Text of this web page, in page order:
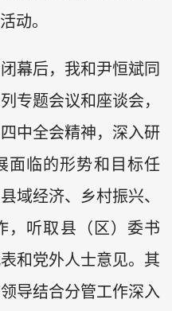
动。
幕后，我和尹恒斌同
专题会议和座谈会，
中全会精神，深入研
面临的形势和目标任
域经济、乡村振兴、
，听取县（区）委书
和党外人士意见。其
导结合分管工作深入